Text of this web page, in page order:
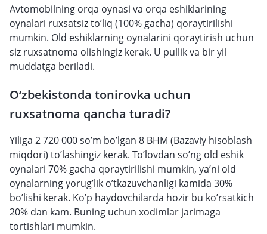
Avtomobilning orqa oynasi va orqa eshiklarining
oynalari ruxsatsiz to’liq (100% gacha) qoraytirilishi
mumkin. Old eshiklarning oynalarini qoraytirish uchun
siz ruxsatnoma olishingiz kerak. U pullik va bir yil
muddatga beriladi.
O‘zbekistonda tonirovka uchun
ruxsatnoma qancha turadi?
Yiliga 2 720 000 so’m bo’lgan 8 BHM (Bazaviy hisoblash
miqdori) to’lashingiz kerak. To’lovdan so’ng old eshik
oynalari 70% gacha qoraytirilishi mumkin, ya’ni old
oynalarning yorug’lik o’tkazuvchanligi kamida 30%
bo’lishi kerak. Ko’p haydovchilarda hozir bu ko’rsatkich
20% dan kam. Buning uchun xodimlar jarimaga
tortishlari mumkin.